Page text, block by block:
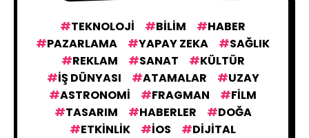
TEKNOLOJI BILIM
HABER
PAZARLAMA
YAPAY ZEKA
SAĞLIK
REKLAM
SANAT
KÜLTÜR
IŞ DÜNYASI
ATAMALAR
UZAY
ASTRONOMI
FRAGMAN
FILM
TASARIM
HABERLER
DOĞA
ETKINLIK
IOS
DIJITAL